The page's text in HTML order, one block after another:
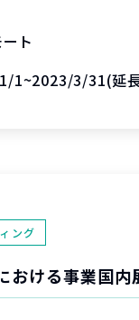
ト
1~2023/3/31(延
ング